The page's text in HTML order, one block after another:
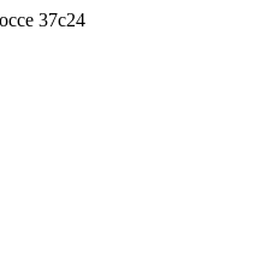
37с24